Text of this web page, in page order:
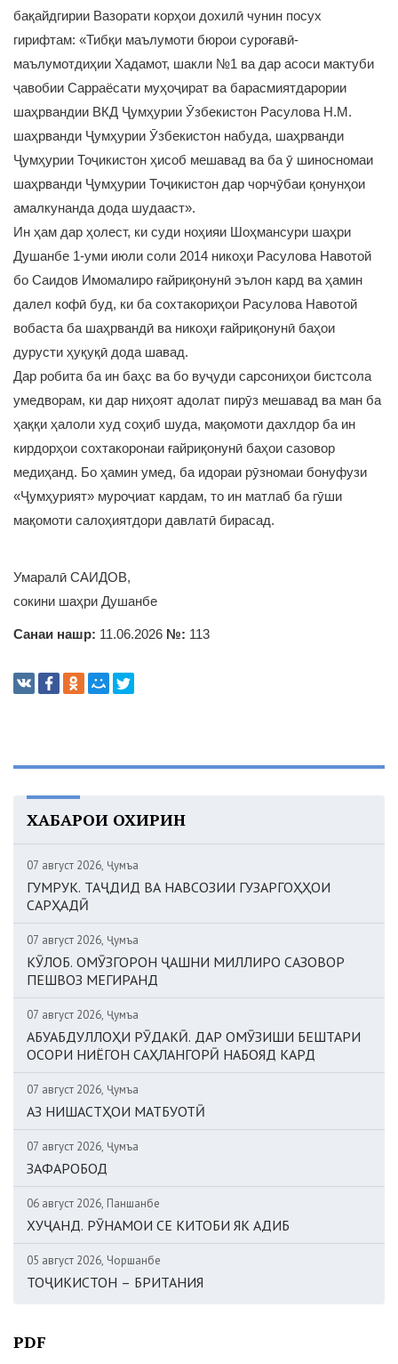
бақайдгирии Вазорати корҳои дохилӣ чунин посух
гирифтам: «Тибқи маълумоти бюрои суроғавӣ-
маълумотдиҳии Хадамот, шакли №1 ва дар асоси мактуби
ҷавобии Сарраёсати муҳоҷират ва барасмиятдарории
шаҳрвандии ВКД Ҷумҳурии Ӯзбекистон Расулова Н.М.
шаҳрванди Ҷумҳурии Ӯзбекистон набуда, шаҳрванди
Ҷумҳурии Тоҷикистон ҳисоб мешавад ва ба ӯ шиносномаи
шаҳрванди Ҷумҳурии Тоҷикистон дар чорчӯбаи қонунҳои
амалкунанда дода шудааст».
Ин ҳам дар ҳолест, ки суди ноҳияи Шоҳмансури шаҳри
Душанбе 1-уми июли соли 2014 никоҳи Расулова Навотой
бо Саидов Имомалиро ғайриқонунӣ эълон кард ва ҳамин
далел кофӣ буд, ки ба сохтакориҳои Расулова Навотой
вобаста ба шаҳрвандӣ ва никоҳи ғайриқонунӣ баҳои
дурусти ҳуқуқӣ дода шавад.
Дар робита ба ин баҳс ва бо вуҷуди сарсониҳои бистсола
умедворам, ки дар ниҳоят адолат пирӯз мешавад ва ман ба
ҳаққи ҳалоли худ соҳиб шуда, мақомоти дахлдор ба ин
кирдорҳои сохтакоронаи ғайриқонунӣ баҳои сазовор
медиҳанд. Бо ҳамин умед, ба идораи рӯзномаи бонуфузи
«Ҷумҳурият» муроҷиат кардам, то ин матлаб ба гӯши
мақомоти салоҳиятдори давлатӣ бирасад.
Умаралӣ САИДОВ,
сокини шаҳри Душанбе
Санаи нашр: 11.06.2026 №: 113
ХАБАРҲОИ ОХИРИН
07 август 2026, Ҷумъа
ГУМРУК. ТАҶДИД ВА НАВСОЗИИ ГУЗАРГОҲҲОИ
САРҲАДӢ
07 август 2026, Ҷумъа
КӮЛОБ. ОМӮЗГОРОН ҶАШНИ МИЛЛИРО САЗОВОР
ПЕШВОЗ МЕГИРАНД
07 август 2026, Ҷумъа
АБУАБДУЛЛОҲИ РӮДАКӢ. ДАР ОМӮЗИШИ БЕШТАРИ
ОСОРИ НИЁГОН САҲЛАНГОРӢ НАБОЯД КАРД
07 август 2026, Ҷумъа
АЗ НИШАСТҲОИ МАТБУОТӢ
07 август 2026, Ҷумъа
ЗАФАРОБОД
06 август 2026, Панҷшанбе
ХУҶАНД. РӮНАМОИ СЕ КИТОБИ ЯК АДИБ
05 август 2026, Чоршанбе
ТОҶИКИСТОН – БРИТАНИЯ
PDF